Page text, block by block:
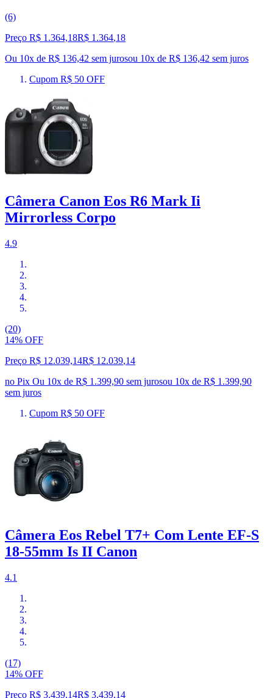
(6)
Preço R$ 1.364,18R$ 1.364,18
Ou 10x de R$ 136,42 sem jurosou 10x de R$ 136,42 sem juros
Cupom R$ 50 OFF
Câmera Canon Eos R6 Mark Ii
Mirrorless Corpo
4.9
(20)
14% OFF
Preço R$ 12.039,14R$ 12.039,14
no Pix Ou 10x de R$ 1.399,90 sem jurosou 10x de R$ 1.399,90
sem juros
Cupom R$ 50 OFF
Câmera Eos Rebel T7+ Com Lente EF-S
18-55mm Is II Canon
4.1
(17)
14% OFF
Preço R$ 3.439,14R$ 3.439,14